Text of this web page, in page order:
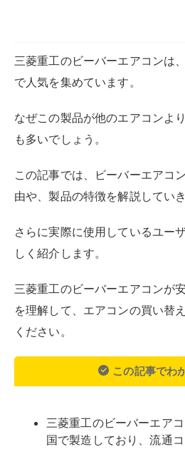
三菱重工のビーバーエアコンは
で人気を集めています。
なぜこの製品が他のエアコンよ
も多いでしょう。
この記事では、ビーバーエアコ
由や、製品の特徴を解説していき
さらに実際に使用しているユー
しく紹介します。
三菱重工のビーバーエアコンが
を理解して、エアコンの買い替
ください。
この記事でわ
三菱重工のビーバーエア
国で製造しており、流通